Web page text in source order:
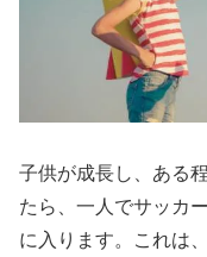
子供が成長し、ある
たら、一人でサッカ
に入ります。これは